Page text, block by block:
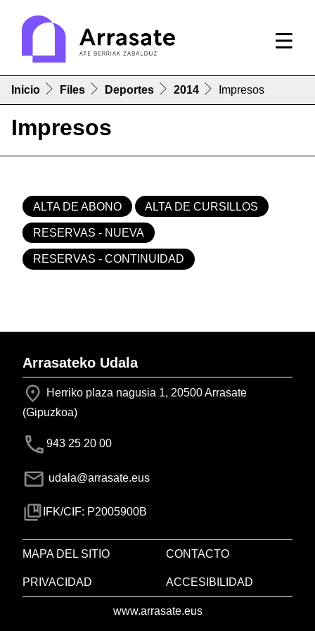
Inicio Files Deportes 2014 Impresos
Impresos
ALTA DE ABONO ALTA DE CURSILLOS
RESERVAS - NUEVA
RESERVAS - CONTINUIDAD
Arrasateko Udala
Herriko plaza nagusia 1, 20500 Arrasate
(Gipuzkoa)
943 25 20 00
udala@arrasate.eus
IFK/CIF: P2005900B
MAPA DEL SITIO CONTACTO
PRIVACIDAD ACCESIBILIDAD
www.arrasate.eus